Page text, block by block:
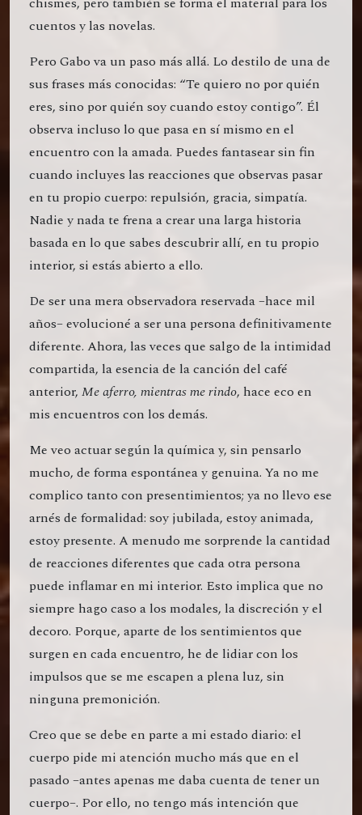
cuentos y las novelas.
Pero Gabo va un paso más allá. Lo destilo de una de
sus frases más conocidas: “Te quiero no por quién
eres, sino por quién soy cuando estoy contigo”. Él
observa incluso lo que pasa en sí mismo en el
encuentro con la amada. Puedes fantasear sin fin
cuando incluyes las reacciones que observas pasar
en tu propio cuerpo: repulsión, gracia, simpatía.
Nadie y nada te frena a crear una larga historia
basada en lo que sabes descubrir allí, en tu propio
interior, si estás abierto a ello.
De ser una mera observadora reservada –hace mil
años– evolucioné a ser una persona definitivamente
diferente. Ahora, las veces que salgo de la intimidad
compartida, la esencia de la canción del café
anterior, Me aferro, mientras me rindo, hace eco en
mis encuentros con los demás.
Me veo actuar según la química y, sin pensarlo
mucho, de forma espontánea y genuina. Ya no me
complico tanto con presentimientos; ya no llevo ese
arnés de formalidad: soy jubilada, estoy animada,
estoy presente. A menudo me sorprende la cantidad
de reacciones diferentes que cada otra persona
puede inflamar en mi interior. Esto implica que no
siempre hago caso a los modales, la discreción y el
decoro. Porque, aparte de los sentimientos que
surgen en cada encuentro, he de lidiar con los
impulsos que se me escapen a plena luz, sin
ninguna premonición.
Creo que se debe en parte a mi estado diario: el
cuerpo pide mi atención mucho más que en el
pasado –antes apenas me daba cuenta de tener un
cuerpo–. Por ello, no tengo más intención que